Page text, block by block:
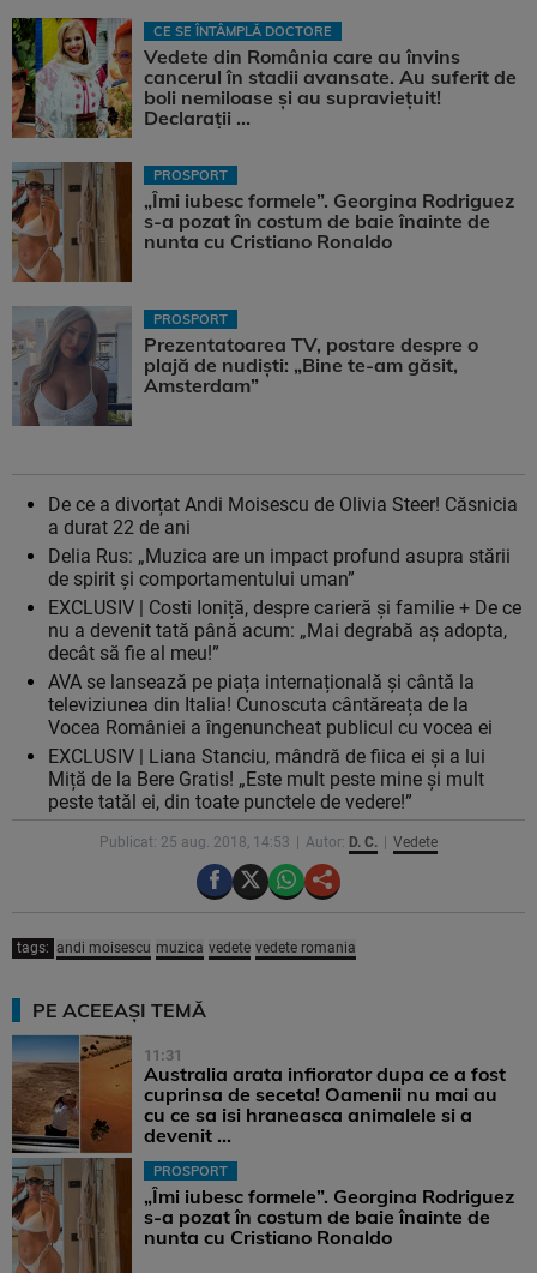
CE SE ÎNTÂMPLĂ DOCTORE
Vedete din România care au învins
cancerul în stadii avansate. Au suferit de
boli nemiloase şi au supravieţuit!
Declarații ...
PROSPORT
„Îmi iubesc formele”. Georgina Rodriguez
s-a pozat în costum de baie înainte de
nunta cu Cristiano Ronaldo
PROSPORT
Prezentatoarea TV, postare despre o
plajă de nudiști: „Bine te-am găsit,
Amsterdam”
De ce a divorțat Andi Moisescu de Olivia Steer! Căsnicia
a durat 22 de ani
Delia Rus: „Muzica are un impact profund asupra stării
de spirit și comportamentului uman”
EXCLUSIV | Costi Ioniță, despre carieră și familie + De ce
nu a devenit tată până acum: „Mai degrabă aș adopta,
decât să fie al meu!”
AVA se lansează pe piața internațională și cântă la
televiziunea din Italia! Cunoscuta cântăreața de la
Vocea României a îngenuncheat publicul cu vocea ei
EXCLUSIV | Liana Stanciu, mândră de fiica ei și a lui
Miță de la Bere Gratis! „Este mult peste mine și mult
peste tatăl ei, din toate punctele de vedere!”
Publicat: 25 aug. 2018, 14:53 Autor: D. C. Vedete
tags: andi moisescu muzica vedete vedete romania
PE ACEEAȘI TEMĂ
11:31
Australia arata infiorator dupa ce a fost
cuprinsa de seceta! Oamenii nu mai au
cu ce sa isi hraneasca animalele si a
devenit ...
PROSPORT
„Îmi iubesc formele”. Georgina Rodriguez
s-a pozat în costum de baie înainte de
nunta cu Cristiano Ronaldo